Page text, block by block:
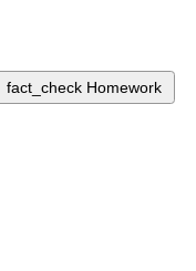
fact_check Homework